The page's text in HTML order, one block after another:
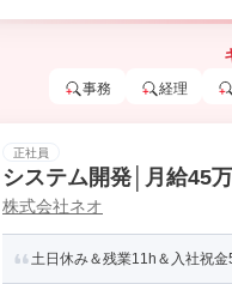
事務 経理
正社員
システム開発│月給45
株式会社ネオ
土日休み＆残業11h＆入社祝